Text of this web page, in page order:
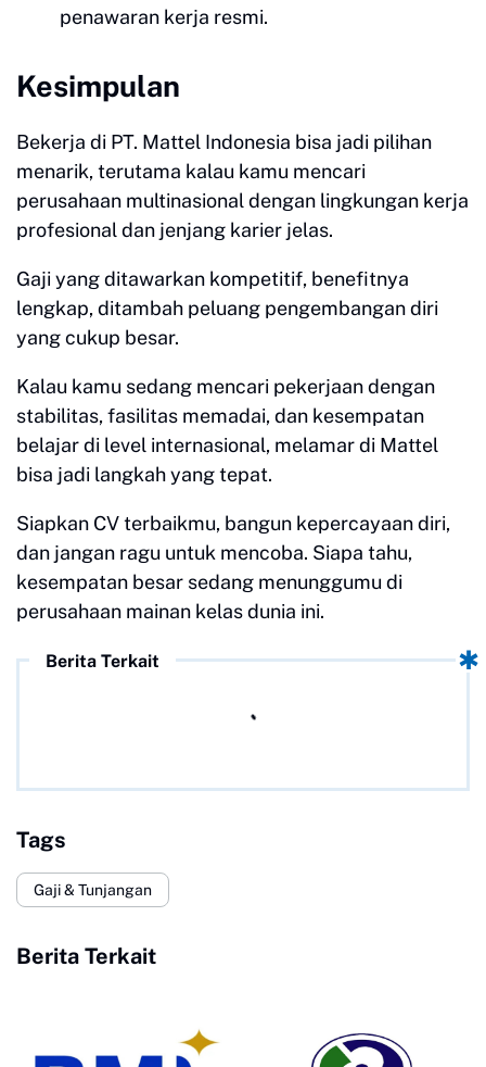
penawaran kerja resmi.
Kesimpulan
Bekerja di PT. Mattel Indonesia bisa jadi pilihan
menarik, terutama kalau kamu mencari
perusahaan multinasional dengan lingkungan kerja
profesional dan jenjang karier jelas.
Gaji yang ditawarkan kompetitif, benefitnya
lengkap, ditambah peluang pengembangan diri
yang cukup besar.
Kalau kamu sedang mencari pekerjaan dengan
stabilitas, fasilitas memadai, dan kesempatan
belajar di level internasional, melamar di Mattel
bisa jadi langkah yang tepat.
Siapkan CV terbaikmu, bangun kepercayaan diri,
dan jangan ragu untuk mencoba. Siapa tahu,
kesempatan besar sedang menunggumu di
perusahaan mainan kelas dunia ini.
Berita Terkait
Tags
Gaji & Tunjangan
Berita Terkait